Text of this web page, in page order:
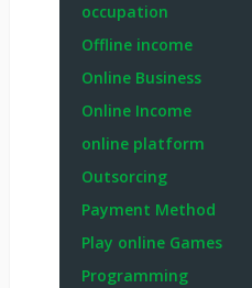
occupation
Offline income
Online Business
Online Income
online platform
Outsorcing
Payment Method
Play online Games
Programming